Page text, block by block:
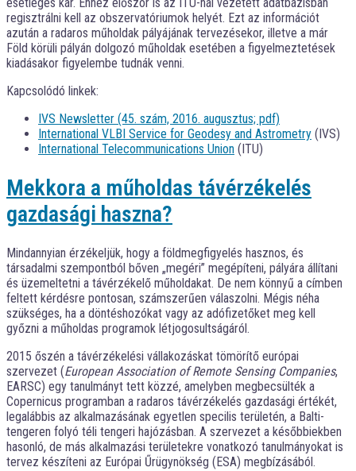
regisztrálni kell az obszervatóriumok helyét. Ezt az információt
azután a radaros műholdak pályájának tervezésekor, illetve a már
Föld körüli pályán dolgozó műholdak esetében a figyelmeztetések
kiadásakor figyelembe tudnák venni.
Kapcsolódó linkek:
IVS Newsletter (45. szám, 2016. augusztus; pdf)
International VLBI Service for Geodesy and Astrometry (IVS)
International Telecommunications Union (ITU)
Mekkora a műholdas távérzékelés
gazdasági haszna?
Mindannyian érzékeljük, hogy a földmegfigyelés hasznos, és
társadalmi szempontból bőven „megéri” megépíteni, pályára állítani
és üzemeltetni a távérzékelő műholdakat. De nem könnyű a címben
feltett kérdésre pontosan, számszerűen válaszolni. Mégis néha
szükséges, ha a döntéshozókat vagy az adófizetőket meg kell
győzni a műholdas programok létjogosultságáról.
2015 őszén a távérzékelési vállakozáskat tömörítő európai
szervezet (European Association of Remote Sensing Companies,
EARSC) egy tanulmányt tett közzé, amelyben megbecsülték a
Copernicus programban a radaros távérzékelés gazdasági értékét,
legalábbis az alkalmazásának egyetlen specilis területén, a Balti-
tengeren folyó téli tengeri hajózásban. A szervezet a későbbiekben
hasonló, de más alkalmazási területekre vonatkozó tanulmányokat is
tervez készíteni az Európai Űrügynökség (ESA) megbízásából.